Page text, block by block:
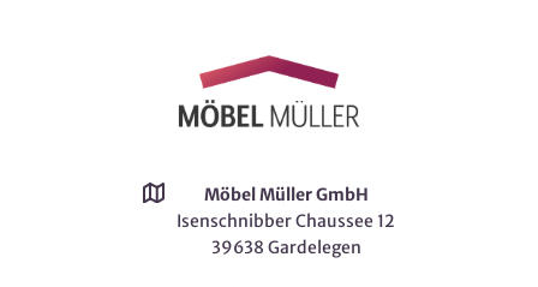
Möbel Müller GmbH
Isenschnibber Chaussee 12
39638 Gardelegen